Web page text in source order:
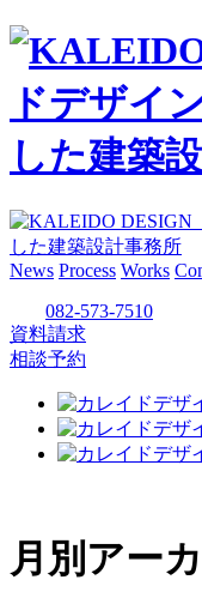
News Process Works
082-573-7510
資料請求
相談予約
月別アー